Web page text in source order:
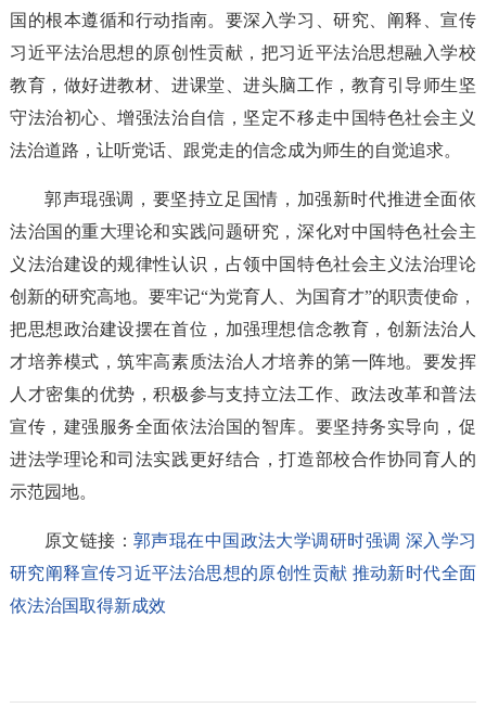
国的根本遵循和行动指南。要深入学习、研究、阐释、宣传
习近平法治思想的原创性贡献，把习近平法治思想融入学校
教育，做好进教材、进课堂、进头脑工作，教育引导师生坚
守法治初心、增强法治自信，坚定不移走中国特色社会主义
法治道路，让听党话、跟党走的信念成为师生的自觉追求。
郭声琨强调，要坚持立足国情，加强新时代推进全面依
法治国的重大理论和实践问题研究，深化对中国特色社会主
义法治建设的规律性认识，占领中国特色社会主义法治理论
创新的研究高地。要牢记“为党育人、为国育才”的职责使命，
把思想政治建设摆在首位，加强理想信念教育，创新法治人
才培养模式，筑牢高素质法治人才培养的第一阵地。要发挥
人才密集的优势，积极参与支持立法工作、政法改革和普法
宣传，建强服务全面依法治国的智库。要坚持务实导向，促
进法学理论和司法实践更好结合，打造部校合作协同育人的
示范园地。
原文链接：郭声琨在中国政法大学调研时强调 深入学习
研究阐释宣传习近平法治思想的原创性贡献 推动新时代全面
依法治国取得新成效